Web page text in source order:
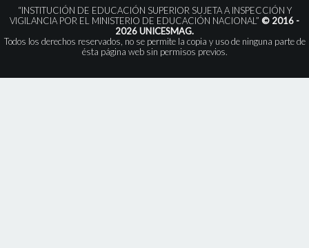
“INSTITUCIÓN DE EDUCACIÓN SUPERIOR SUJETA A INSPECCIÓN Y
VIGILANCIA POR EL MINISTERIO DE EDUCACIÓN NACIONAL” © 2016 -
2026 UNICESMAG.
Todos los derechos reservados, no se permite la copia y uso de ninguna parte de
ésta página web sin permisos previos.